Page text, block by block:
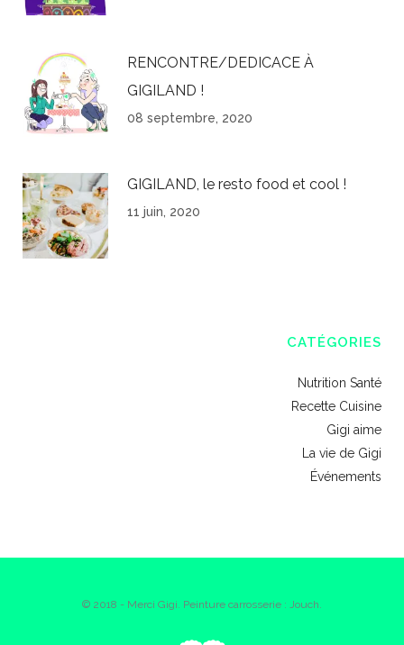
RENCONTRE/DEDICACE À
GIGILAND !
08 septembre, 2020
GIGILAND, le resto food et cool !
11 juin, 2020
CATÉGORIES
Nutrition Santé
Recette Cuisine
Gigi aime
La vie de Gigi
Événements
© 2018 - Merci Gigi. Peinture carrosserie : Jouch.